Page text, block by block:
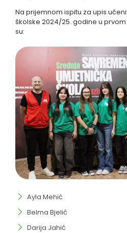
Na prijemnom ispitu za upis
školske 2024/25. godine u
su:
Ayla Mehić
Belma Bjelić
Darija Jahić